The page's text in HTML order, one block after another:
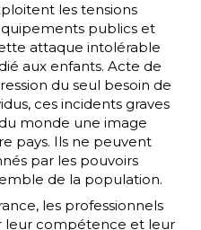
les tensions
publics et
attaque intolérable
aux enfants. Acte de
du seul besoin de
ces incidents graves
monde une image
pays. Ils ne peuvent
par les pouvoirs
de la population.
les professionnels
leur compétence et leur